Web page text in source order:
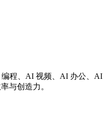
程、AI 视频、AI 办公、
与创造力。